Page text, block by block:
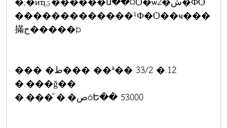
�������������¹Ф�Ѻ��ҹ���
㨺ح�����þ
��� �ط��� ��ª�� 33/2 �.12
�.���ǧ��
�.���ͧ �.�صôԵ�� 53000